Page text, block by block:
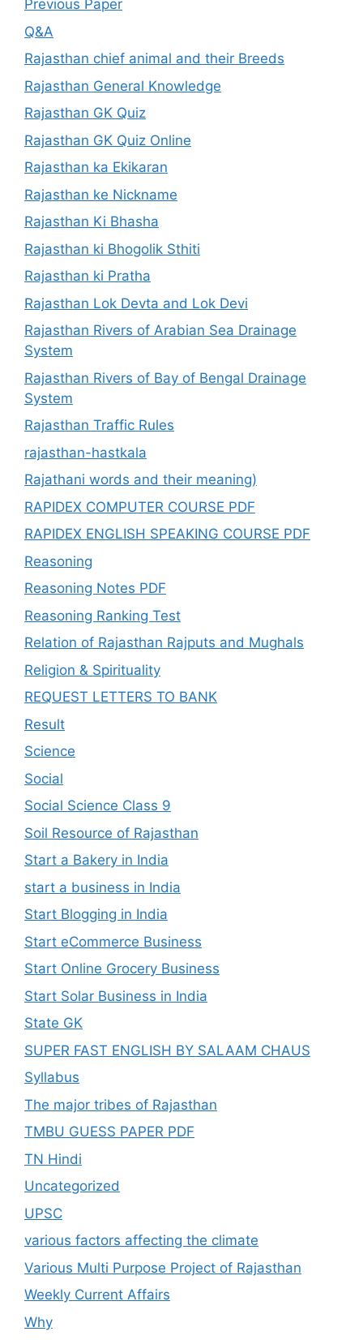
Previous Paper
Q&A
Rajasthan chief animal and their Breeds
Rajasthan General Knowledge
Rajasthan GK Quiz
Rajasthan GK Quiz Online
Rajasthan ka Ekikaran
Rajasthan ke Nickname
Rajasthan Ki Bhasha
Rajasthan ki Bhogolik Sthiti
Rajasthan ki Pratha
Rajasthan Lok Devta and Lok Devi
Rajasthan Rivers of Arabian Sea Drainage
System
Rajasthan Rivers of Bay of Bengal Drainage
System
Rajasthan Traffic Rules
rajasthan-hastkala
Rajathani words and their meaning)
RAPIDEX COMPUTER COURSE PDF
RAPIDEX ENGLISH SPEAKING COURSE PDF
Reasoning
Reasoning Notes PDF
Reasoning Ranking Test
Relation of Rajasthan Rajputs and Mughals
Religion & Spirituality
REQUEST LETTERS TO BANK
Result
Science
Social
Social Science Class 9
Soil Resource of Rajasthan
Start a Bakery in India
start a business in India
Start Blogging in India
Start eCommerce Business
Start Online Grocery Business
Start Solar Business in India
State GK
SUPER FAST ENGLISH BY SALAAM CHAUS
Syllabus
The major tribes of Rajasthan
TMBU GUESS PAPER PDF
TN Hindi
Uncategorized
UPSC
various factors affecting the climate
Various Multi Purpose Project of Rajasthan
Weekly Current Affairs
Why